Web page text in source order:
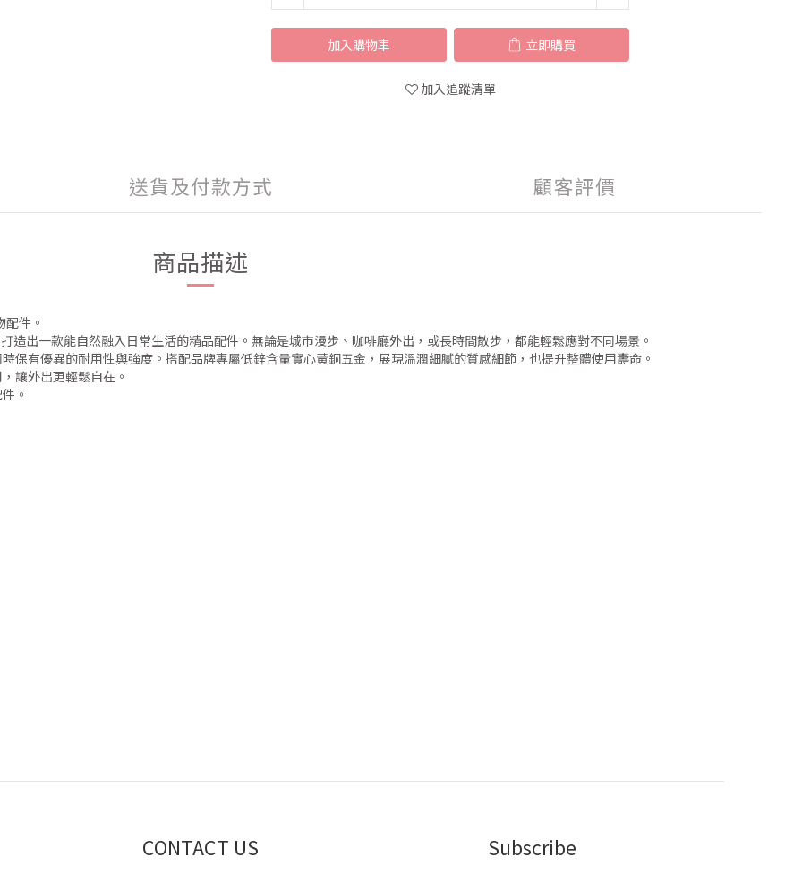
加入購物車 立即購買
加入追蹤清單
送貨及付款方式 顧客評價
商品描述
件。
出一款能自然融入日常生活的精品配件。無論是城市漫步、咖啡廳外出，或長時間散步，都能輕鬆應對不同場景。
保有優異的耐用性與強度。搭配品牌專屬低鋅含量實心黃銅五金，展現溫潤細膩的質感細節，也提升整體使用壽命。
讓外出更輕鬆自在。
。
CONTACT US Subscribe